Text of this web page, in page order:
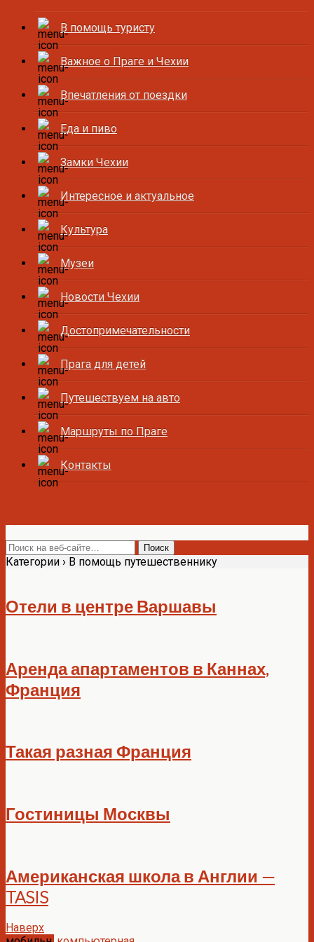
В помощь туристу
Важное о Праге и Чехии
Впечатления от поездки
Еда и пиво
Замки Чехии
Интересное и актуальное
Культура
Музеи
Новости Чехии
Достопримечательности
Прага для детей
Путешествуем на авто
Маршруты по Праге
Контакты
Категории › В помощь путешественнику
Отели в центре Варшавы
Аренда апартаментов в Каннах,
Франция
Такая разная Франция
Гостиницы Москвы
Американская школа в Англии —
TASIS
Наверх